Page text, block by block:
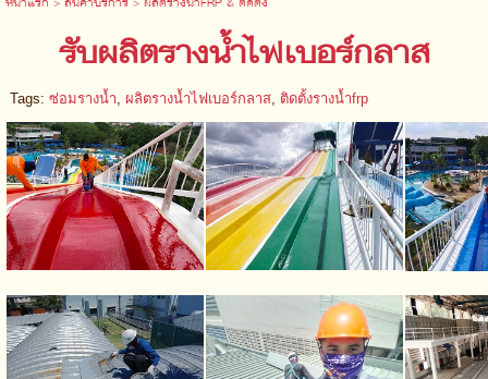
หน้าแรก > สินค้าบริการ> ผลิตรางน้ำFRP & ติดตั้ง
รับผลิตรางน้ำไฟเบอร์กลาส
Tags: ซ่อมรางน้ำ, ผลิตรางน้ำไฟเบอร์กลาส, ติดตั้งรางน้ำfrp